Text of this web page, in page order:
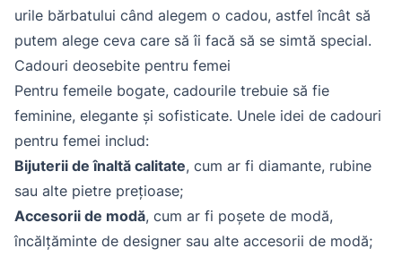
urile bărbatului când alegem o cadou, astfel încât să
putem alege ceva care să îi facă să se simtă special.
Cadouri deosebite pentru femei
Pentru femeile bogate, cadourile trebuie să fie
feminine, elegante și sofisticate. Unele idei de cadouri
pentru femei includ:
Bijuterii de înaltă calitate, cum ar fi diamante, rubine
sau alte pietre prețioase;
Accesorii de modă, cum ar fi poșete de modă,
încălțăminte de designer sau alte accesorii de modă;